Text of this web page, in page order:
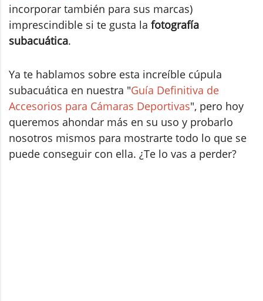
incorporar también para sus marcas)
imprescindible si te gusta la fotografía
subacuática.
Ya te hablamos sobre esta increíble cúpula
subacuática en nuestra "Guía Definitiva de
Accesorios para Cámaras Deportivas", pero hoy
queremos ahondar más en su uso y probarlo
nosotros mismos para mostrarte todo lo que se
puede conseguir con ella. ¿Te lo vas a perder?